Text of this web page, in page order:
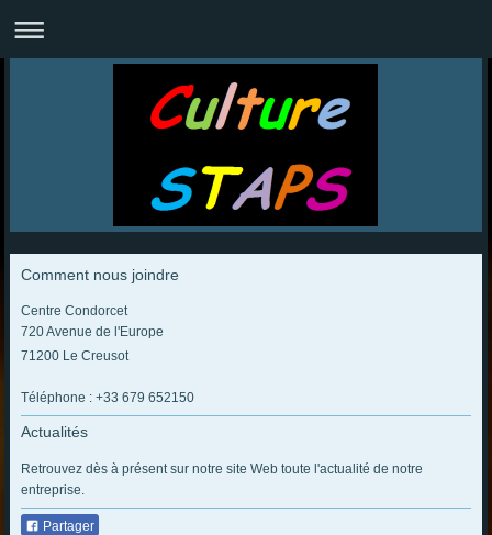
Comment nous joindre
Centre Condorcet
720 Avenue de l'Europe
71200 Le Creusot
Téléphone : +33 679 652150
Actualités
Retrouvez dès à présent sur notre site Web toute l'actualité de notre
entreprise.
Partager